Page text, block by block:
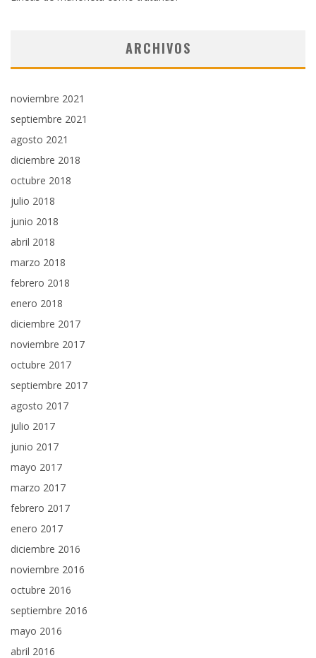
ARCHIVOS
noviembre 2021
septiembre 2021
agosto 2021
diciembre 2018
octubre 2018
julio 2018
junio 2018
abril 2018
marzo 2018
febrero 2018
enero 2018
diciembre 2017
noviembre 2017
octubre 2017
septiembre 2017
agosto 2017
julio 2017
junio 2017
mayo 2017
marzo 2017
febrero 2017
enero 2017
diciembre 2016
noviembre 2016
octubre 2016
septiembre 2016
mayo 2016
abril 2016